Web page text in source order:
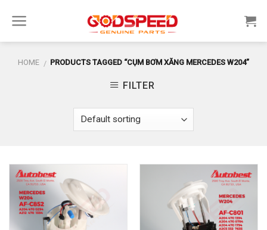
HOME / PRODUCTS TAGGED “CỤM BƠM XĂNG MERCEDES W204”
FILTER